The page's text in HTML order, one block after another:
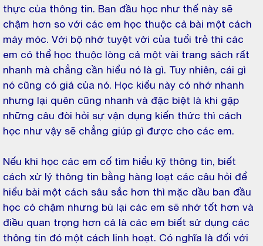
thực của thông tin. Ban đầu học như thế này sẽ
chậm hơn so với các em học thuộc cả bài một cách
máy móc. Với bộ nhớ tuyệt vời của tuổi trẻ thì các
em có thể học thuộc lòng cả một vài trang sách rất
nhanh mà chẳng cần hiểu nó là gì. Tuy nhiên, cái gì
nó cũng có giá của nó. Học kiểu này có nhớ nhanh
nhưng lại quên cũng nhanh và đặc biệt là khi gặp
những câu đòi hỏi sự vận dụng kiến thức thì cách
học như vậy sẽ chẳng giúp gì được cho các em.
Nếu khi học các em cố tìm hiểu kỹ thông tin, biết
cách xử lý thông tin bằng hàng loạt các câu hỏi để
hiểu bài một cách sâu sắc hơn thì mặc dầu ban đầu
học có chậm nhưng bù lại các em sẽ nhớ tốt hơn và
điều quan trọng hơn cả là các em biết sử dụng các
thông tin đó một cách linh hoạt. Có nghĩa là đối với